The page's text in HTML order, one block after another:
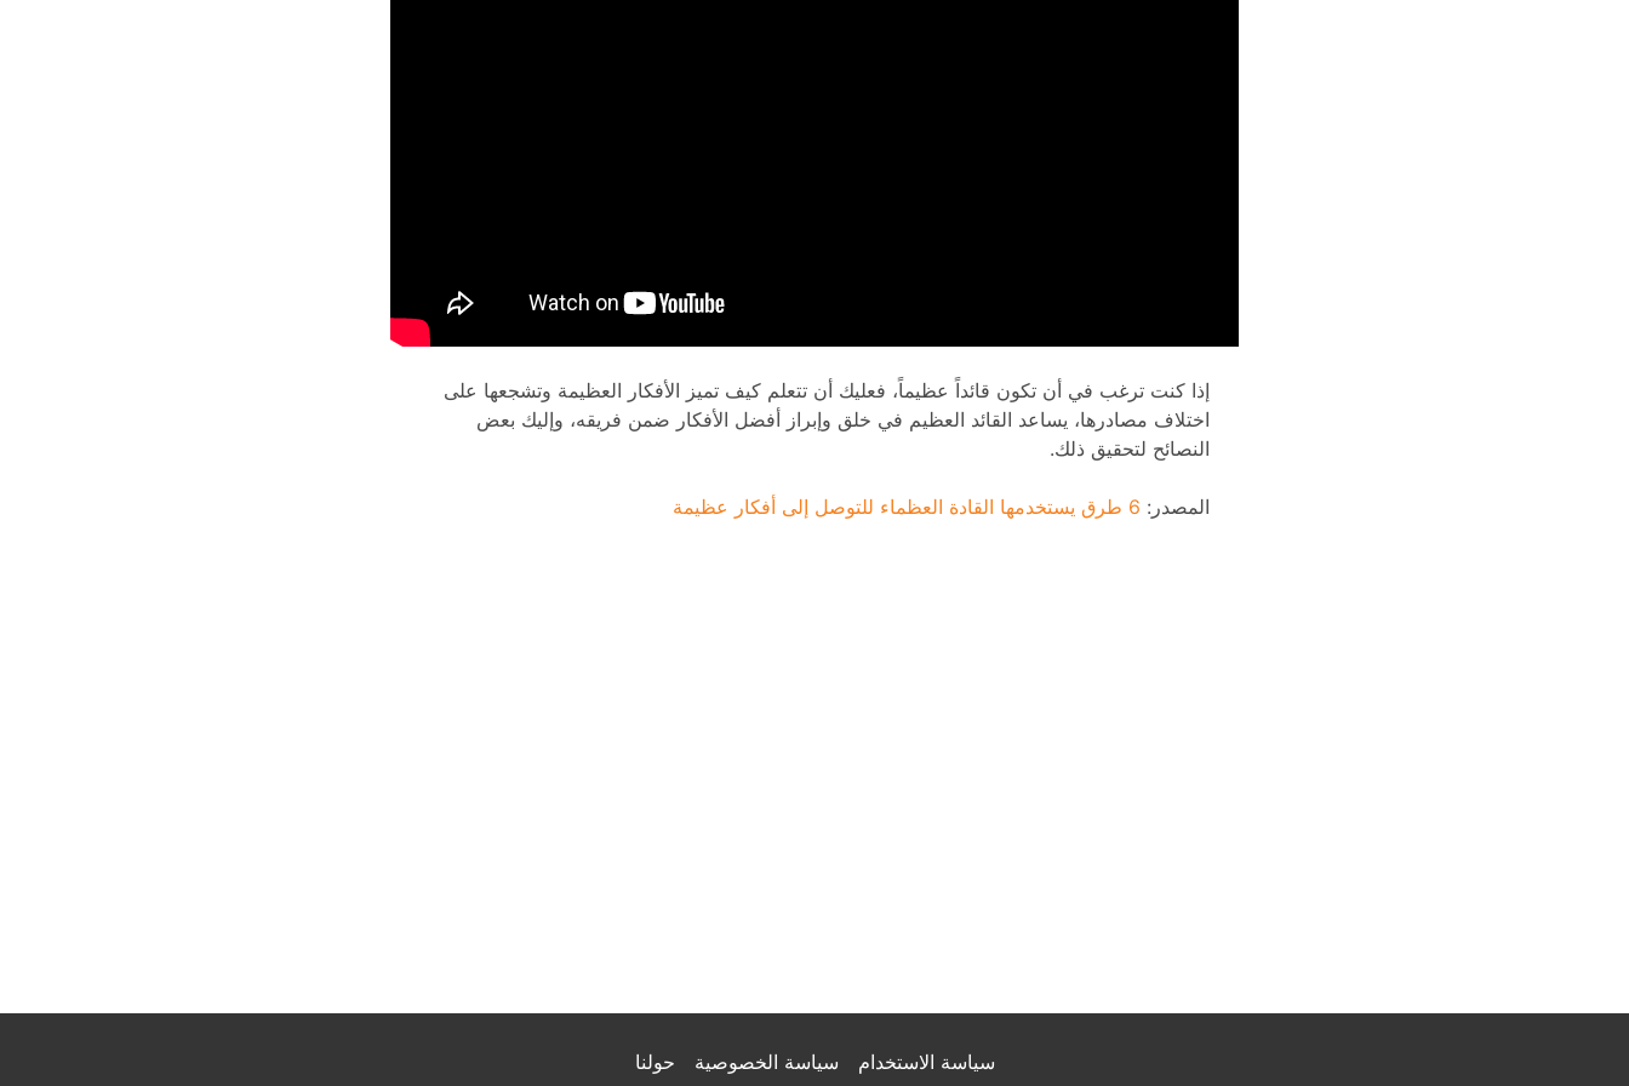
إذا كنت ترغب في أن تكون قائداً عظيماً، فعليك أن تتعلم كيف تميز الأفكار العظيمة وتشجعها على
اختلاف مصادرها، يساعد القائد العظيم في خلق وإبراز أفضل الأفكار ضمن فريقه، وإليك بعض
النصائح لتحقيق ذلك.
المصدر: 6 طرق يستخدمها القادة العظماء للتوصل إلى أفكار عظيمة
حولنا سياسة الخصوصية سياسة الاستخدام